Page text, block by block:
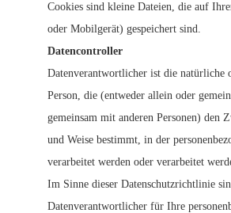
Cookies sind kleine Dateien, die auf
oder Mobilgerät) gespeichert sind.
Datencontroller
Datenverantwortlicher ist die natürliche
Person, die (entweder allein oder
gemeinsam mit anderen Personen) den
und Weise bestimmt, in der
verarbeitet werden oder verarbeitet
Im Sinne dieser Datenschutzrichtlinie
Datenverantwortlicher für Ihre